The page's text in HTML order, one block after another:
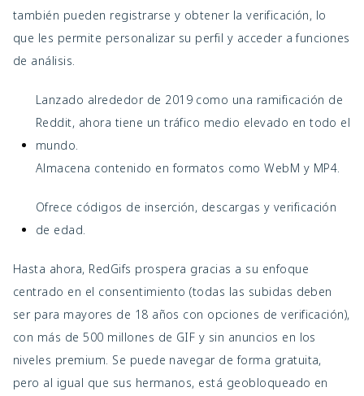
también pueden registrarse y obtener la verificación, lo
que les permite personalizar su perfil y acceder a funciones
de análisis.
Lanzado alrededor de 2019 como una ramificación de
Reddit, ahora tiene un tráfico medio elevado en todo el
mundo.
Almacena contenido en formatos como WebM y MP4.
Ofrece códigos de inserción, descargas y verificación
de edad.
Hasta ahora, RedGifs prospera gracias a su enfoque
centrado en el consentimiento (todas las subidas deben
ser para mayores de 18 años con opciones de verificación),
con más de 500 millones de GIF y sin anuncios en los
niveles premium. Se puede navegar de forma gratuita,
pero al igual que sus hermanos, está geobloqueado en